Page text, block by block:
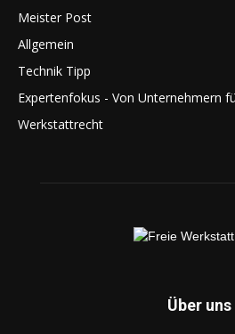
Meister Post
Allgemein
Technik Tipp
Expertenfokus - Von Unternehmern
Werkstattrecht
Über uns